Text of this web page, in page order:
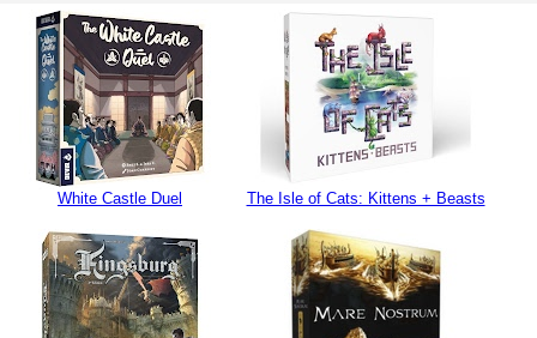
White Castle Duel The Isle of Cats: Kittens + Beasts